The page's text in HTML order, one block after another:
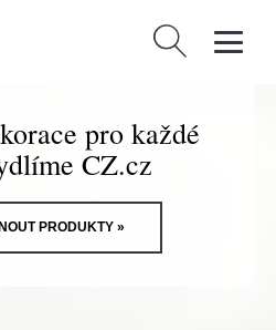
Vyhledávání
pro každé
CZ.cz
PRODUKTY »